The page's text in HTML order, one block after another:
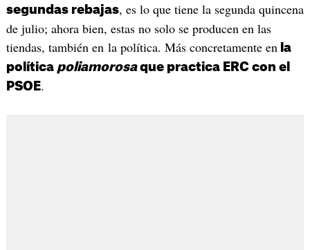
segundas rebajas, es lo que tiene la segunda quincena
de julio; ahora bien, estas no solo se producen en las
tiendas, también en la política. Más concretamente en la
política poliamorosaque practica ERC con el
PSOE.